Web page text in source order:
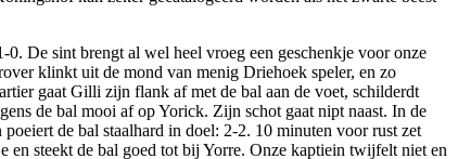
De sint brengt al wel heel vroeg een geschenkje voor onze
klinkt uit de mond van menig Driehoek speler, en zo
gaat Gilli zijn flank af met de bal aan de voet, schilderdt
de bal mooi af op Yorick. Zijn schot gaat nipt naast. In de
de bal staalhard in doel: 2-2. 10 minuten voor rust zet
steekt de bal goed tot bij Yorre. Onze kaptiein twijfelt niet en